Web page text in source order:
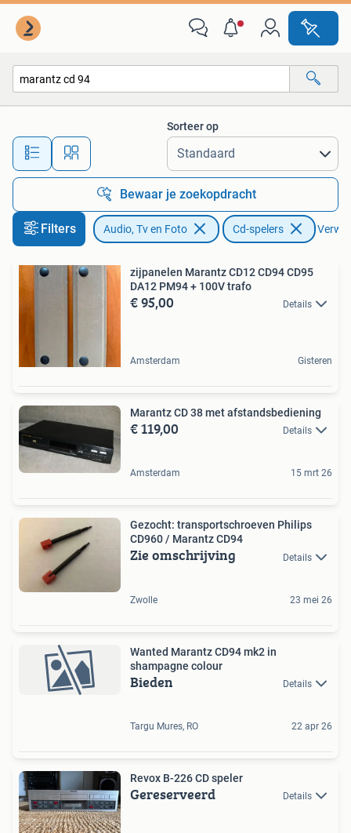
Alle afstanden…
Sorteer op
Bewaar je zoekopdracht
Filters Audio, Tv en Foto Cd-spelers
zijpanelen Marantz CD12 CD94 CD95
DA12 PM94 + 100V trafo
€ 95,00 Details
Amsterdam Gisteren
Marantz CD 38 met afstandsbediening
€ 119,00 Details
Amsterdam 15 mrt 26
Gezocht: transportschroeven Philips
CD960 / Marantz CD94
Zie omschrijving Details
Zwolle 23 mei 26
Wanted Marantz CD94 mk2 in
shampagne colour
Bieden Details
Targu Mures, RO 22 apr 26
Revox B-226 CD speler
Gereserveerd Details